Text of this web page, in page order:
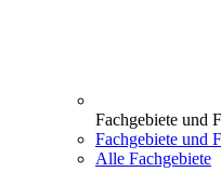
Fachgebiete und
Fachgebiete und
Alle Fachgebiete